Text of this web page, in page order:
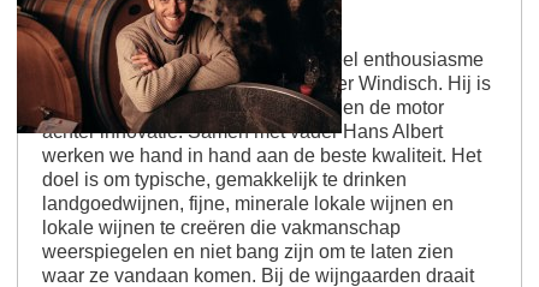
Werther Windisch Winery
Zoon Jens werkt sinds 2006 met veel enthousiasme
in het bedrijf van zijn ouders Werther Windisch. Hij is
verantwoordelijk voor de wijnbouw en de motor
achter innovatie. Samen met vader Hans Albert
werken we hand in hand aan de beste kwaliteit. Het
doel is om typische, gemakkelijk te drinken
landgoedwijnen, fijne, minerale lokale wijnen en
lokale wijnen te creëren die vakmanschap
weerspiegelen en niet bang zijn om te laten zien
waar ze vandaan komen. Bij de wijngaarden draait